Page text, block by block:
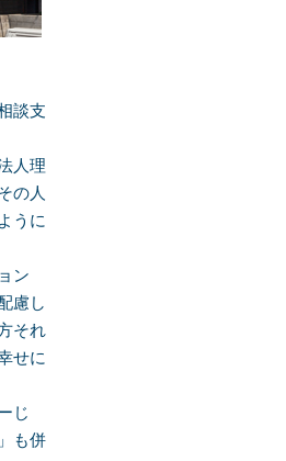
談支
人理
の人
うに
ン
慮し
それ
せに
じ
も併